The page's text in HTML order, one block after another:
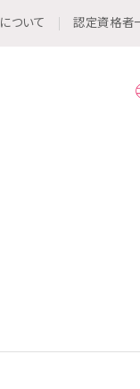
ついて 認定資格者